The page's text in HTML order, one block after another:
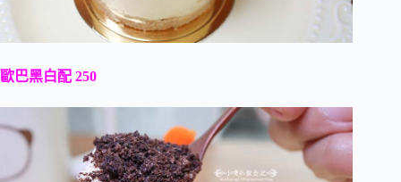
歐巴黑白配 250